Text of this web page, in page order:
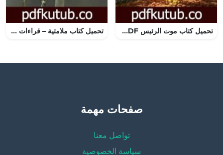
تحميل كتاب موت الرئيس PDF تأليف أحمد فتحي أحمد سليمان مجانا [كامل] تحميل كتاب ملامتية – قراءات في تجارب إبداعية وثقافية PDF تأليف علوان مهدي الجيلاني مجانا [كامل]
صفحات مهمة
تواصل معنا
سياسة الخصوصية